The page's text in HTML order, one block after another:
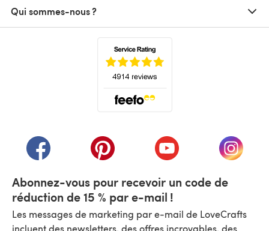
Qui sommes-nous ?
(s'ouvre dans un nouvel onglet)
(s'ouvre dans un nouvel onglet)
(s'ouvre dans un(s'ouvre
Abonnez-vous pour recevoir un code de
réduction de 15 % par e-mail !
Les messages de marketing par e-mail de LoveCrafts
incluent des newsletters, des offres incroyables, des